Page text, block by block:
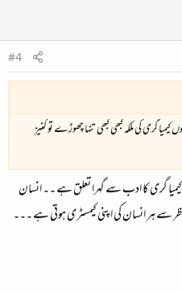
#4
گری کی ملکہ کبھی کبھی تنہا چھوڑے تو کنیزِ
گری کا ادب سے گہرا تعلق ہے ۔۔ انسان
سے ہر انسان کی اپنی کیمسٹری ہوتی ہے ۔۔۔